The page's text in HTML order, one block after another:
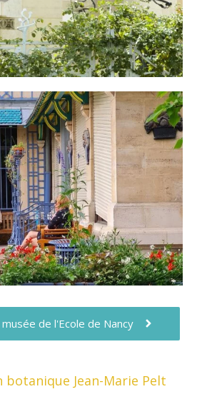
de l'Ecole de Nancy
Jean-Marie Pelt